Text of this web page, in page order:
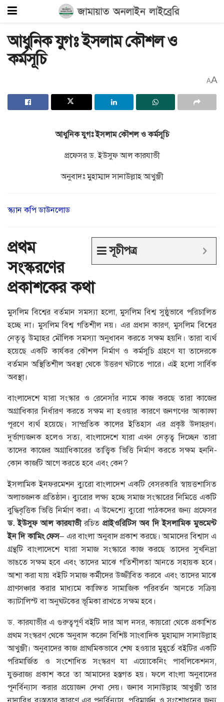
আধুনিক যুগঃ ইসলাম কৌশল ও
কর্মসূচি
AA
আধুনিকযুগঃইসলাম কৌশল ওকর্মসূচি
প্রফেসর ড. ইউসুফ আল কারযাভী
অনুবাদঃ মুহাম্মাদ সানাউল্লাহ আখুঞ্জী
স্ক্যান কপি ডাউনলোড
সূচীপত্র
প্রথম
সংস্করণের
প্রকাশকের কথা
মুসলিম বিশ্বের বর্তমান সমস্যা হলো, মুসলিম বিশ্ব সুষ্ঠুভাবে পরিচালিত
হচ্ছে না। মুসলিম বিশ্ব গতিশীল নয়। এর প্রধান কারণ, মুসলিম বিশ্বের
নেতৃত্ব উম্মাহর মৌলিক সমস্যা অনুধাবন করতে সক্ষম হয়নি। তারা ব্যর্থ
হয়েছে একটি কার্যকর কৌশল নির্মাণ ও কর্মসূচি গ্রহণে যা তাদেরকে
বর্তমান অস্থিতিশীল অবস্থা থেকে উত্তরণ ঘটাতে পারে। এই হলো সার্বিক
অবস্থা।
বাংলাদেশে যারা সংস্কার ও রেনেসাঁর নামে কাজ করছে তারা কাজের
অগ্রাধিকার নির্ধারণ করতে সক্ষম না হওয়ার কারণে জনগণের আকাঙ্ক্ষা
পূরণে ব্যর্থ হয়েছে। সাম্প্রতিক কালের ইতিহাস এর প্রকৃষ্ট উদাহরণ।
দুর্ভাগ্যজনক হলেও সত্য, বাংলাদেশে যারা এখন নেতৃত্ব দিচ্ছেন তারা
তাদের কাজের অগ্রাধিকারের তাত্ত্বিক ভিত্তি নির্মাণ করতে সক্ষম হননি-
কোন কাজটি আগে করতে হবে এবং কেন?
ইসলামিক ইনফরমেশন ব্যুরো বাংলাদেশ একটি বেসরকারি স্বায়ত্তশাসিত
অলাভজনক প্রতিষ্ঠান। ব্যুরোর লক্ষ্য হচ্ছে সমাজ সংস্কারের নিমিত্তে একটি
বুদ্ধিবৃত্তিক ভিত্তি নির্মাণ করা। এ উদ্দেশ্যে ব্যুরো পাঠকদের জন্য প্রফেসর
ড.ইউসুফ আল কারযাভীরচিত প্রাইওরিটিস অব দি ইসলামিক মুভমেন্ট
ইন দি কামিং ফেস– এর বাংলা অনুবাদ প্রকাশ করছে। আমাদের বিশ্বাস এ
গ্রন্থটি বাংলাদেশে যারা সমাজ সংস্কারে কাজ করছে তাদের সুখনিদ্রা
ভাঙতে সক্ষম হবে এবং তাদের মাঝে গতিশীলতা আনতে সহায়ক হবে।
আশা করা যায় বইটি সমাজ কর্মীদের উজ্জীবিত করবে এবং তাদের মাঝে
প্রাণসঞ্চার করার মাধ্যমে কাঙ্ক্ষিত সামাজিক পরিবর্তন আনতে সক্রিয়
ক্যাটালিস্ট বা অনুঘটকের ভূমিকা রাখতে সক্ষম হবে।
ড. কারযাভীর এ গুরুত্বপূর্ণ বইটি দার আল নসর, কায়রো থেকে প্রকাশিত
প্রথম সংস্করণ থেকে অনুবাদ করেন বিশিষ্ট সাংবাদিক মুহাম্মাদ সানাউল্লাহ
আখুঞ্জী। অনুবাদের কাজ প্রাথমিকভাবে শেষ হওয়ার মুহূর্তে বইটির একটি
পরিমার্জিত ও সংশোধিত সংস্করণ যা এয়োকেনিং পাবলিকেশনস,
যুক্তরাজ্য প্রকাশ করে তা আমাদের হস্তগত হয়। ফলে বাংলা অনুবাদের
পূনর্বিন্যাস করার প্রয়োজন দেখা দেয়। জনাব সানাউল্লাহ আখুঞ্জী তার